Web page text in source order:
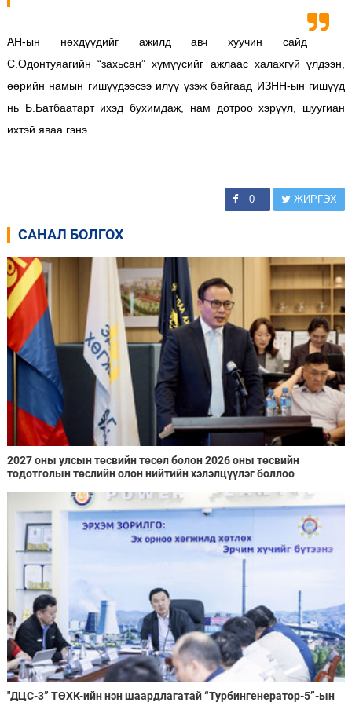
АН-ын нөхдүүдийг ажилд авч хуучин сайд
С.Одонтуяагийн “захьсан” хүмүүсийг ажлаас халахгүй үлдээн,
өөрийн намын гишүүдээсээ илүү үзэж байгаад ИЗНН-ын гишүүд
нь Б.Батбаатарт ихэд бухимдаж, нам дотроо хэрүүл, шуугиан
ихтэй яваа гэнэ.
0 ЖИРГЭХ
САНАЛ БОЛГОХ
2027 оны улсын төсвийн төсөл болон 2026 оны төсвийн
тодотголын төслийн олон нийтийн хэлэлцүүлэг боллоо
"ДЦС-3” ТӨХК-ийн нэн шаардлагатай “Турбингенератор-5”-ын